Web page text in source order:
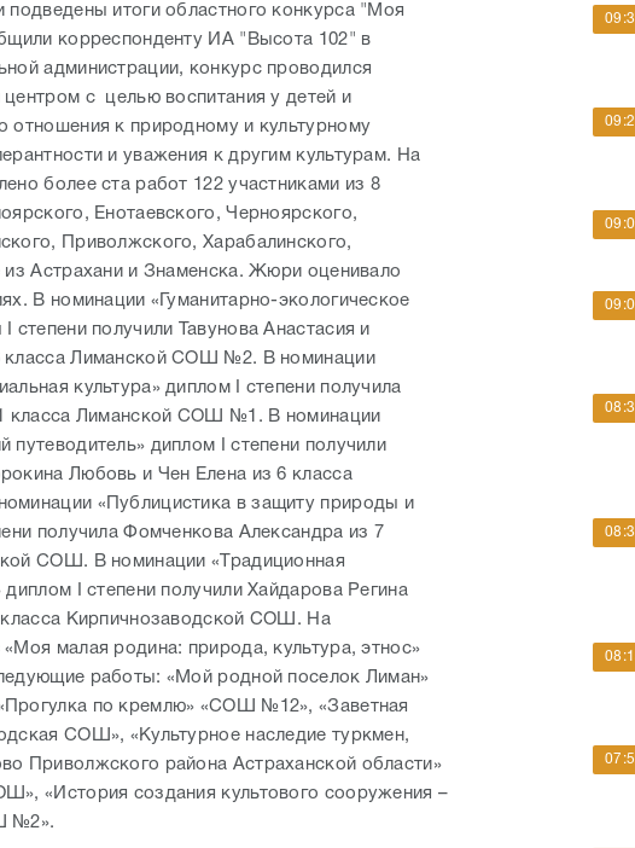
подведены итоги областного конкурса "Моя
корреспонденту ИА "Высота 102" в
администрации, конкурс проводился
с целью воспитания у детей и
отношения к природному и культурному
и уважения к другим культурам. На
более ста работ 122 участниками из 8
Енотаевского, Черноярского,
Приволжского, Харабалинского,
из Астрахани и Знаменска. Жюри оценивало
В номинации «Гуманитарно-экологическое
степени получили Тавунова Анастасия и
класса Лиманской СОШ №2. В номинации
культура» диплом I степени получила
класса Лиманской СОШ №1. В номинации
путеводитель» диплом I степени получили
Любовь и Чен Елена из 6 класса
«Публицистика в защиту природы и
получила Фомченкова Александра из 7
СОШ. В номинации «Традиционная
диплом I степени получили Хайдарова Регина
класса Кирпичнозаводской СОШ. На
малая родина: природа, культура, этнос»
работы: «Мой родной поселок Лиман»
по кремлю» «СОШ №12», «Заветная
СОШ», «Культурное наследие туркмен,
Приволжского района Астраханской области»
«История создания культового сооружения –
№2».